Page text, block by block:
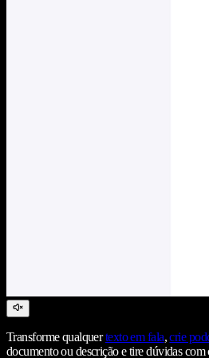
Transforme qualquertexto em fala,crie
documento ou descrição e tire dúvidas